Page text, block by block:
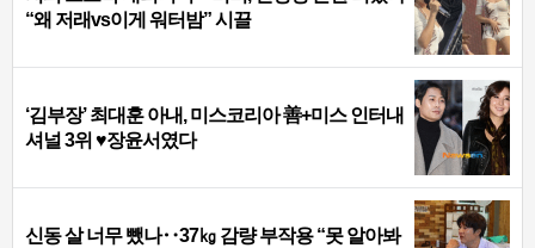
“왜 저래vs이게 워터밤” 시끌
‘김부장’ 최대훈 아내, 미스코리아 善+미스 인터내
셔널 3위 ♥장윤서였다
신동 살 너무 뺐나‥37㎏ 감량 부작용 “못 알아봐